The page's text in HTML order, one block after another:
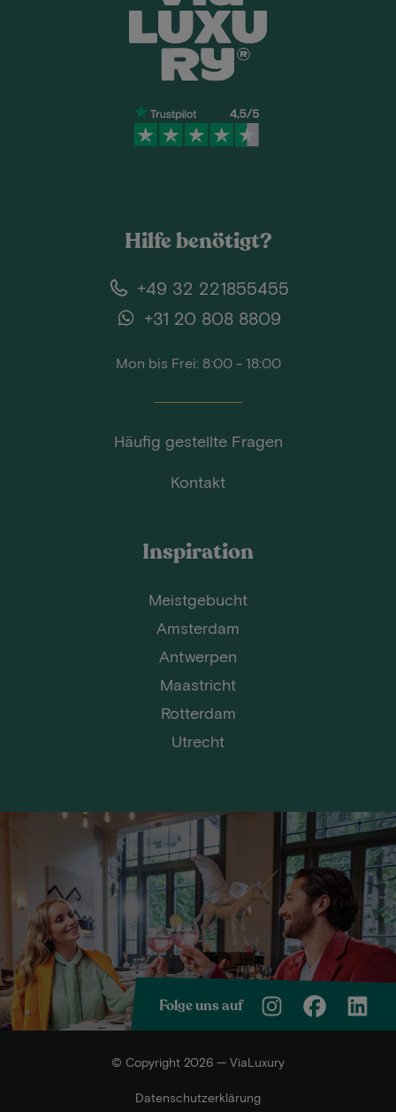
Hilfe benötigt?
+49 32 221855455
+31 20 808 8809
Mon bis Frei: 8:00 - 18:00
Häufig gestellte Fragen
Kontakt
Inspiration
Meistgebucht
Amsterdam
Antwerpen
Maastricht
Rotterdam
Utrecht
Folge uns auf
© Copyright 2026 — ViaLuxury
Datenschutzerklärung